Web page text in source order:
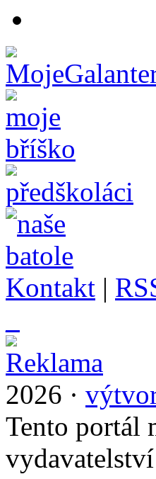
Kontakt |
2026 ·
Tento portál